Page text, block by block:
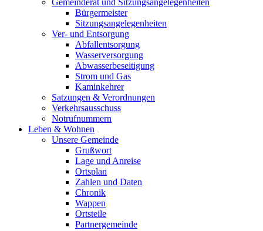
Gemeinderat und Sitzungsangelegenheiten
Bürgermeister
Sitzungsangelegenheiten
Ver- und Entsorgung
Abfallentsorgung
Wasserversorgung
Abwasserbeseitigung
Strom und Gas
Kaminkehrer
Satzungen & Verordnungen
Verkehrsausschuss
Notrufnummern
Leben & Wohnen
Unsere Gemeinde
Grußwort
Lage und Anreise
Ortsplan
Zahlen und Daten
Chronik
Wappen
Ortsteile
Partnergemeinde